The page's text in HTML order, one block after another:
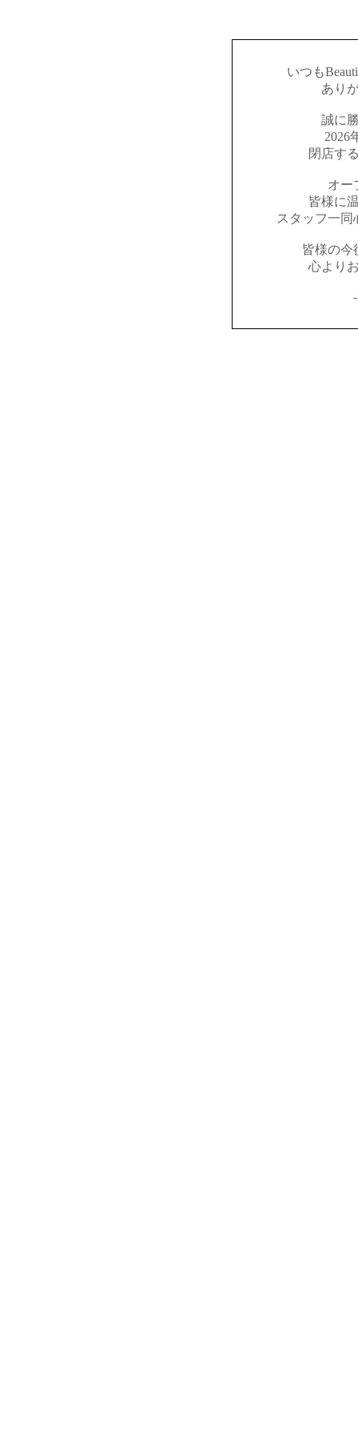
いつも
あり
誠に
2026
閉店す
オー
皆様に
スタッフ一
皆様の今
心より